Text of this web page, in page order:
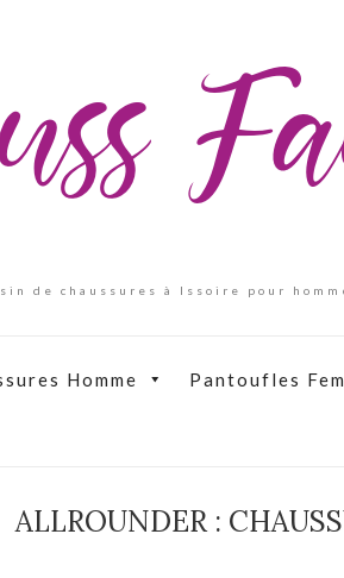
de chaussures à Issoire pour
Homme Pantoufles
ALLROUNDER :